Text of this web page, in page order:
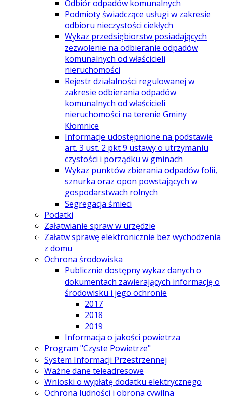
Odbiór odpadów komunalnych
Podmioty świadczące usługi w zakresie
odbioru nieczystości ciekłych
Wykaz przedsiębiorstw posiadających
zezwolenie na odbieranie odpadów
komunalnych od właścicieli
nieruchomości
Rejestr działalności regulowanej w
zakresie odbierania odpadów
komunalnych od właścicieli
nieruchomości na terenie Gminy
Kłomnice
Informacje udostępnione na podstawie
art. 3 ust. 2 pkt 9 ustawy o utrzymaniu
czystości i porządku w gminach
Wykaz punktów zbierania odpadów folii,
sznurka oraz opon powstających w
gospodarstwach rolnych
Segregacja śmieci
Podatki
Załatwianie spraw w urzędzie
Załatw sprawę elektronicznie bez wychodzenia
z domu
Ochrona środowiska
Publicznie dostępny wykaz danych o
dokumentach zawierających informację o
środowisku i jego ochronie
2017
2018
2019
Informacja o jakości powietrza
Program "Czyste Powietrze"
System Informacji Przestrzennej
Ważne dane teleadresowe
Wnioski o wypłatę dodatku elektrycznego
Ochrona ludności i obrona cywilna